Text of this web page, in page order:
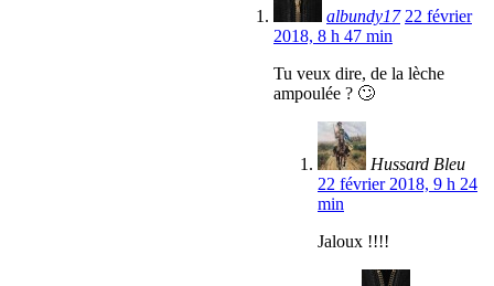
albundy17 22 février
2018, 8 h 47 min
Tu veux dire, de la lèche
ampoulée ? 🙄
Hussard Bleu
22 février 2018, 9 h 24
min
Jaloux !!!!